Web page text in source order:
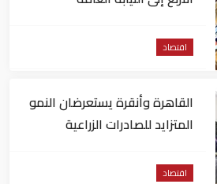
اقتصاد
القاهرة وأنقرة يستعرضان النمو
المتزايد للصادرات الزراعية
اقتصاد